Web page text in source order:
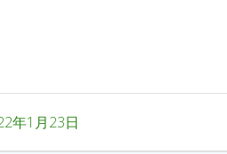
年1月23日